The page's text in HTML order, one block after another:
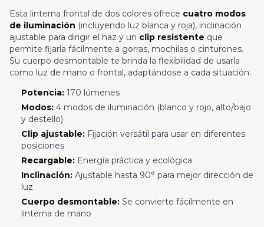
Esta linterna frontal de dos colores ofrece cuatro modos
de iluminación (incluyendo luz blanca y roja), inclinación
ajustable para dirigir el haz y un clip resistente que
permite fijarla fácilmente a gorras, mochilas o cinturones.
Su cuerpo desmontable te brinda la flexibilidad de usarla
como luz de mano o frontal, adaptándose a cada situación.
Potencia:170 lúmenes
Modos:4 modos de iluminación (blanco y rojo, alto/bajo
y destello)
Clip ajustable:Fijación versátil para usar en diferentes
posiciones
Recargable:Energía práctica y ecológica
Inclinación:Ajustable hasta 90° para mejor dirección de
luz
Cuerpo desmontable:Se convierte fácilmente en
linterna de mano